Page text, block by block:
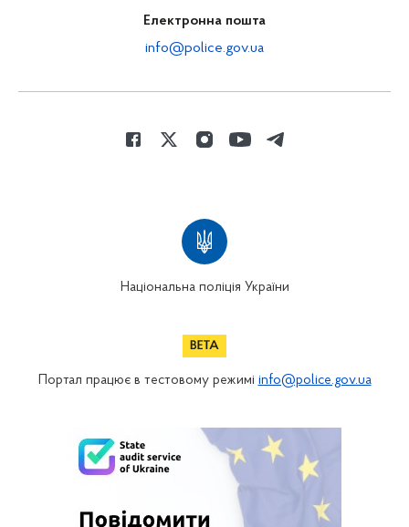
Електронна пошта
info@police.gov.ua
Національна поліція України
Портал працює в тестовому режимі info@police.gov.ua